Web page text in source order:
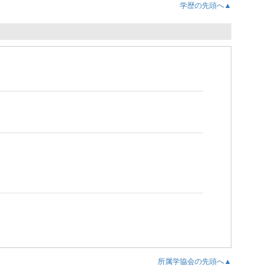
学歴の先頭へ▲
所属学協会の先頭へ▲